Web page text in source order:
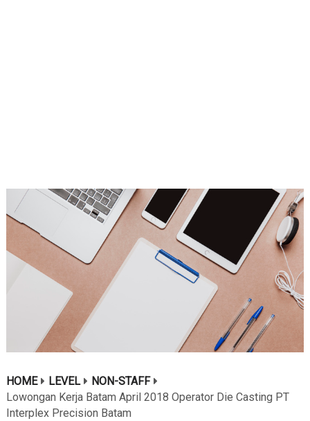
HOME LEVEL
NON-STAFF
Lowongan Kerja Batam April 2018 Operator Die Casting PT
Interplex Precision Batam